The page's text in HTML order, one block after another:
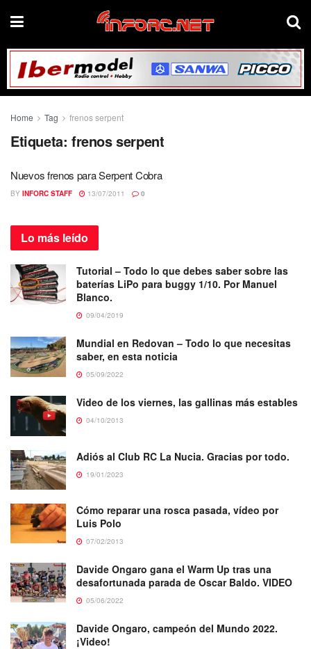
Home Tag frenos serpent
Etiqueta: frenos serpent
Nuevos frenos para Serpent Cobra
BY INFORC STAFF 13/07/2011 0
Lo más leído
Tutorial – Todo lo que debes saber sobre las
baterías LiPo para buggy 1/10. Por Manuel
Blanco.
09/04/2019
Mundial en Redovan – Todo lo que necesitas
saber, en esta noticia
05/09/2022
Video de los viernes, las gallinas más estables
04/10/2013
Adiós al Club RC La Nucia. Gracias por todo.
19/01/2023
Cómo reparar una rosca pasada, vídeo por
Luis Polo
07/02/2013
Davide Ongaro gana el Warm Up tras una
desafortunada parada de Oscar Baldo. VIDEO
05/06/2022
Davide Ongaro, campeón del Mundo 2022.
¡Video!